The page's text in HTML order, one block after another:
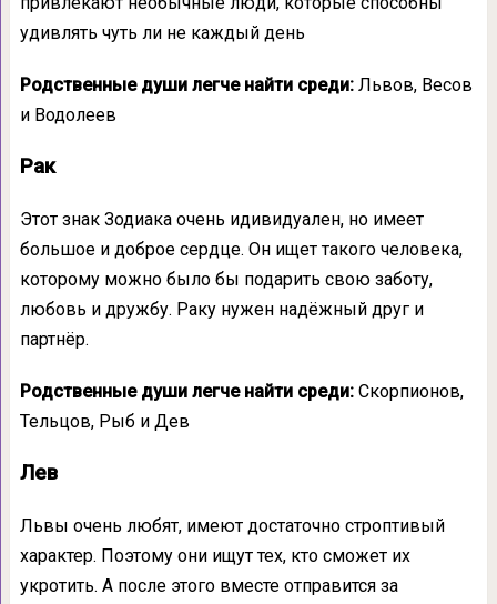
удивлять чуть ли не каждый день
Родственные души легче найти среди:Львов, Весов
и Водолеев
Рак
Этот знак Зодиака очень идивидуален, но имеет
большое и доброе сердце. Он ищет такого человека,
которому можно было бы подарить свою заботу,
любовь и дружбу. Раку нужен надёжный друг и
партнёр.
Родственные души легче найти среди:Скорпионов,
Тельцов, Рыб и Дев
Лев
Львы очень любят, имеют достаточно строптивый
характер. Поэтому они ищут тех, кто сможет их
укротить. А после этого вместе отправится за